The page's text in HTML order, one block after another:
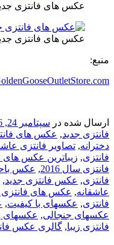
عکس های فانتزی جدید و
عکس های فانتزی جدید و
شده درسپتامبر 24, 2016
جدید ,عکس های فانتزی
, تصاویر فانتزی عاشقانه
,زیباترین عکس های
سال 2016
,عکس باحال,
,عکس فانتزی جدید ,عکس
,عکس های فانتزی جدید
,عکسهای با کیفیت,
جنجالی,عکسهای زیبا,
زیبا, گالری عکس فانتزی